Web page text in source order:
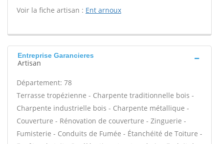
Voir la fiche artisan : Ent arnoux
Entreprise Garancieres
Artisan
Département: 78
Terrasse tropézienne - Charpente traditionnelle bois -
Charpente industrielle bois - Charpente métallique -
Couverture - Rénovation de couverture - Zinguerie -
Fumisterie - Conduits de Fumée - Étanchéité de Toiture -